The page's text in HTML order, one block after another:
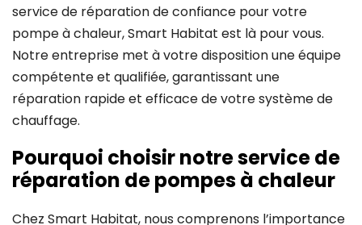
service de réparation de confiance pour votre
pompe à chaleur, Smart Habitat est là pour vous.
Notre entreprise met à votre disposition une équipe
compétente et qualifiée, garantissant une
réparation rapide et efficace de votre système de
chauffage.
Pourquoi choisir notre service de
réparation de pompes à chaleur
Chez Smart Habitat, nous comprenons l’importance